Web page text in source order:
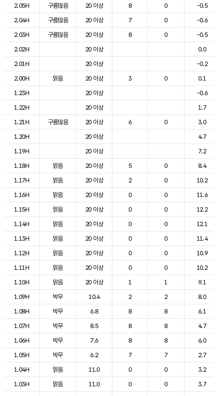
2.05H
구름많음 20 이상 8 0
-0.5
2.04H
구름많음 20 이상 7 0
-0.6
2.03H
구름많음 20 이상 8 0
-0.5
2.02H
20 이상
0.0
2.01H
20 이상
-0.2
2.00H
맑음 20 이상 3 0
0.1
1.23H
20 이상
-0.6
1.22H
20 이상
1.7
1.21H
구름많음 20 이상 6 0
3.0
1.20H
20 이상
4.7
1.19H
20 이상
7.2
1.18H
맑음 20 이상 5 0
8.4
1.17H
맑음 20 이상 2 0
10.2
1.16H
맑음 20 이상 0 0
11.6
1.15H
맑음 20 이상 0 0
12.2
1.14H
맑음 20 이상 0 0
12.1
1.13H
맑음 20 이상 0 0
11.4
1.12H
맑음 20 이상 0 0
10.9
1.11H
맑음 20 이상 0 0
10.2
1.10H
맑음 20 이상 1 1
9.1
1.09H
박무 10.4 2 2
8.0
1.08H
박무 6.8 8 8
6.1
1.07H
박무 8.5 8 8
4.7
1.06H
박무 7.6 8 8
6.0
1.05H
박무 6.2 7 7
2.7
1.04H
맑음 11.0 0 0
3.2
1.03H
맑음 11.0 0 0
3.7